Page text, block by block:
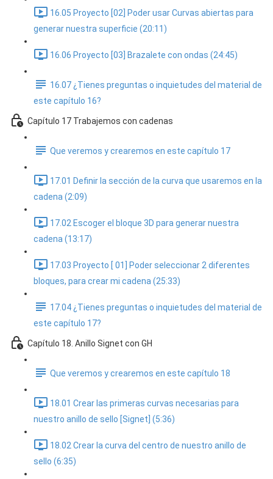
16.05 Proyecto [02] Poder usar Curvas abiertas para
generar nuestra superficie (20:11)
16.06 Proyecto [03] Brazalete con ondas (24:45)
16.07 ¿Tienes preguntas o inquietudes del material de
este capítulo 16?
Capítulo 17 Trabajemos con cadenas
Que veremos y crearemos en este capítulo 17
17.01 Definir la sección de la curva que usaremos en la
cadena (2:09)
17.02 Escoger el bloque 3D para generar nuestra
cadena (13:17)
17.03 Proyecto [ 01] Poder seleccionar 2 diferentes
bloques, para crear mi cadena (25:33)
17.04 ¿Tienes preguntas o inquietudes del material de
este capítulo 17?
Capítulo 18. Anillo Signet con GH
Que veremos y crearemos en este capítulo 18
18.01 Crear las primeras curvas necesarias para
nuestro anillo de sello [Signet] (5:36)
18.02 Crear la curva del centro de nuestro anillo de
sello (6:35)